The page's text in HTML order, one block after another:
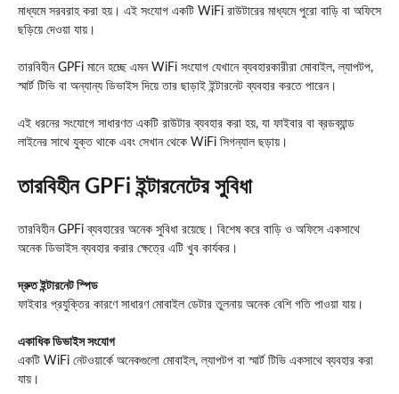
মাধ্যমে সরবরাহ করা হয়। এই সংযোগ একটি WiFi রাউটারের মাধ্যমে পুরো বাড়ি বা অফিসে
ছড়িয়ে দেওয়া যায়।
তারবিহীন GPFi মানে হচ্ছে এমন WiFi সংযোগ যেখানে ব্যবহারকারীরা মোবাইল, ল্যাপটপ,
স্মার্ট টিভি বা অন্যান্য ডিভাইস দিয়ে তার ছাড়াই ইন্টারনেট ব্যবহার করতে পারেন।
এই ধরনের সংযোগে সাধারণত একটি রাউটার ব্যবহার করা হয়, যা ফাইবার বা ব্রডব্যান্ড
লাইনের সাথে যুক্ত থাকে এবং সেখান থেকে WiFi সিগন্যাল ছড়ায়।
তারবিহীন GPFi ইন্টারনেটের সুবিধা
তারবিহীন GPFi ব্যবহারের অনেক সুবিধা রয়েছে। বিশেষ করে বাড়ি ও অফিসে একসাথে
অনেক ডিভাইস ব্যবহার করার ক্ষেত্রে এটি খুব কার্যকর।
দ্রুত ইন্টারনেট স্পিড
ফাইবার প্রযুক্তির কারণে সাধারণ মোবাইল ডেটার তুলনায় অনেক বেশি গতি পাওয়া যায়।
একাধিক ডিভাইস সংযোগ
একটি WiFi নেটওয়ার্কে অনেকগুলো মোবাইল, ল্যাপটপ বা স্মার্ট টিভি একসাথে ব্যবহার করা
যায়।